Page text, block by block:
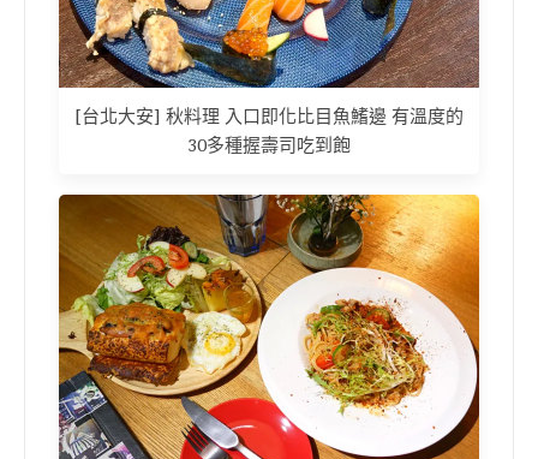
[台北大安] 秋料理 入口即化比目魚鰭邊 有溫度的
30多種握壽司吃到飽